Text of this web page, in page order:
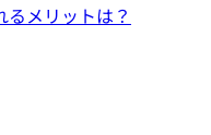
メリットは？